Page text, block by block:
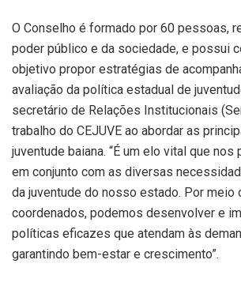
O Conselho é formado por 60 pessoas,
poder público e da sociedade, e possui
objetivo propor estratégias de
avaliação da política estadual de
secretário de Relações Institucionais
trabalho do CEJUVE ao abordar as
juventude baiana. “É um elo vital que nos
em conjunto com as diversas
da juventude do nosso estado. Por meio
coordenados, podemos desenvolver e
políticas eficazes que atendam às
garantindo bem-estar e crescimento”.